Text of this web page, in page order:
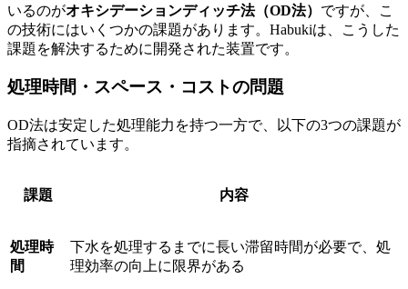
いるのがオキシデーションディッチ法（OD法） ですが、こ
の技術にはいくつかの課題があります。Habukiは、こうした
課題を解決するために開発された装置です。
処理時間・スペース・コストの問題
OD法は安定した処理能力を持つ一方で、以下の3つの課題が
指摘されています。
課題 内容
処理時
間
下水を処理するまでに長い滞留時間が必要で、処
理効率の向上に限界がある